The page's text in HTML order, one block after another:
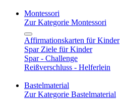
Montessori
Zur Kategorie Montessori
Affirmationskarten für Kinder
Spar Ziele für Kinder
Spar - Challenge
Reißverschluss - Helferlein
Bastelmaterial
Zur Kategorie Bastelmaterial